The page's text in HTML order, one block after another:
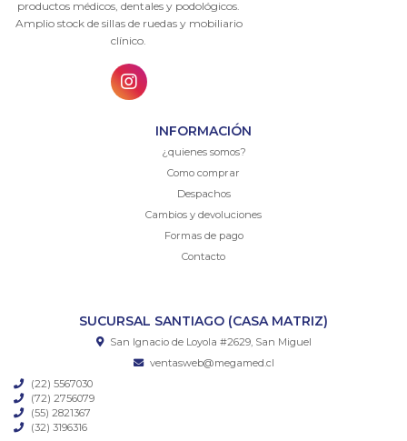
productos médicos, dentales y podológicos.
Amplio stock de sillas de ruedas y mobiliario
clínico.
INFORMACIÓN
¿quienes somos?
Como comprar
Despachos
Cambios y devoluciones
Formas de pago
Contacto
SUCURSAL SANTIAGO (CASA MATRIZ)
San Ignacio de Loyola #2629, San Miguel
ventasweb@megamed.cl
(22) 5567030
(72) 2756079
(55) 2821367
(32) 3196316